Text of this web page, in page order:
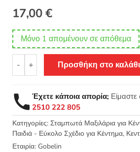
17,00€
Μόνο 1 απομένουν σε απόθεμα
-
Σταμπωτό
μαξιλαράκι
σε
χοντρό
καμβά
35x35
-
Μονόκερος
+ Προσθήκη στο καλάθι
Έχετε κάποια απορία; Είμαστε
2510 222 805
Κατηγορίες: Σταμπωτά Μαξιλάρια για
Παιδιά - Εύκολο Σχέδιο για Κέντημα,
Εταιρία: Gobelin